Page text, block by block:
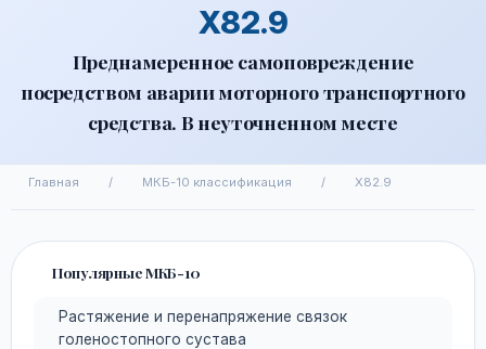
X82.9
Преднамеренное самоповреждение
посредством аварии моторного транспортного
средства. В неуточненном месте
Главная / МКБ-10 классификация / X82.9
Популярные МКБ-10
Растяжение и перенапряжение связок
голеностопного сустава